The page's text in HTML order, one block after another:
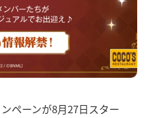
ード (新曲1 壮五ソロver. 収
ペーンが8月27日スター